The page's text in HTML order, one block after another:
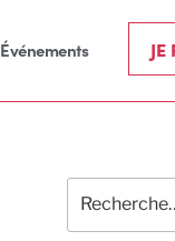
Événements JE